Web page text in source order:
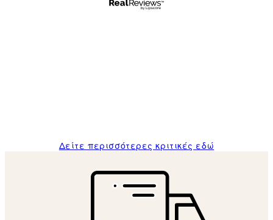
Δείτε περισσότερες κριτικές εδώ